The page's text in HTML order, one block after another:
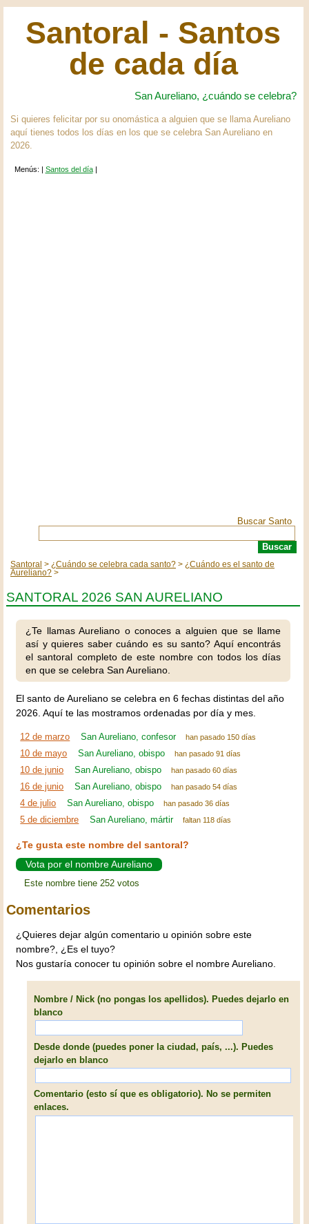
Santoral - Santos
de cada día
San Aureliano, ¿cuándo se celebra?
Si quieres felicitar por su onomástica a alguien que se llama Aureliano
aquí tienes todos los días en los que se celebra San Aureliano en
2026.
Menús: | Santos del día|
Buscar Santo
Santoral ¿Cuándo se celebra cada santo?
¿Cuándo es el santo de
Aureliano?
SANTORAL 2026 SAN AURELIANO
¿Te llamas Aureliano o conoces a alguien que se llame
así y quieres saber cuándo es su santo? Aquí encontrás
el santoral completo de este nombre con todos los días
en que se celebra San Aureliano.
El santo de Aureliano se celebra en 6 fechas distintas del año
2026. Aquí te las mostramos ordenadas por día y mes.
12 de marzo San Aureliano, confesor han pasado 150 días
10 de mayo San Aureliano, obispo han pasado 91 días
10 de junio San Aureliano, obispo han pasado 60 días
16 de junio San Aureliano, obispo han pasado 54 días
4 de julio San Aureliano, obispo han pasado 36 días
5 de diciembre San Aureliano, mártir faltan 118 días
¿Te gusta este nombre del santoral?
Vota por el nombre Aureliano
Este nombre tiene 252 votos
Comentarios
¿Quieres dejar algún comentario u opinión sobre este
nombre?, ¿Es el tuyo?
Nos gustaría conocer tu opinión sobre el nombre Aureliano.
Nombre / Nick (no pongas los apellidos). Puedes dejarlo en
blanco
Desde donde (puedes poner la ciudad, país, ...). Puedes
dejarlo en blanco
Comentario (esto sí que es obligatorio). No se permiten
enlaces.